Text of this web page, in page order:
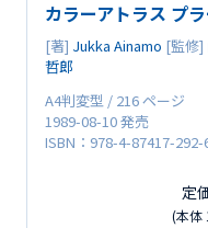
カラーアトラス プ
[著] Jukka Ainamo [監修]
哲郎
A4判変型 / 216 ページ
1989-08-10 発売
ISBN：978-4-87417-292-
定
(本体